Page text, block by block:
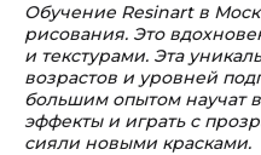
Обучение Resinart в
рисования. Это
и текстурами. Эта
возрастов и уровней
большим опытом научат
эффекты и играть с
сияли новыми красками.